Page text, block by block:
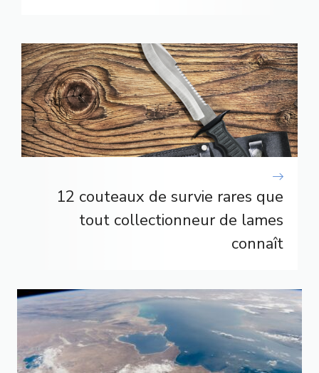
12 couteaux de survie rares que
tout collectionneur de lames
connaît